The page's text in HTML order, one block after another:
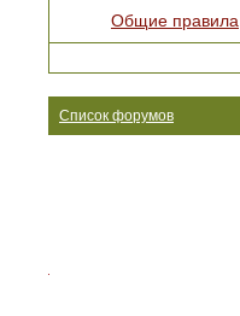
Общие правила
Список форумов